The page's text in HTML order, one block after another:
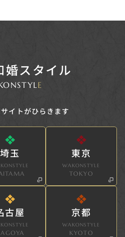
婚スタイル
E
イトがひらきます
埼玉 東京
WAKONSTYLE
TOKYO
古屋 京都
WAKONSTYLE
KYOTO